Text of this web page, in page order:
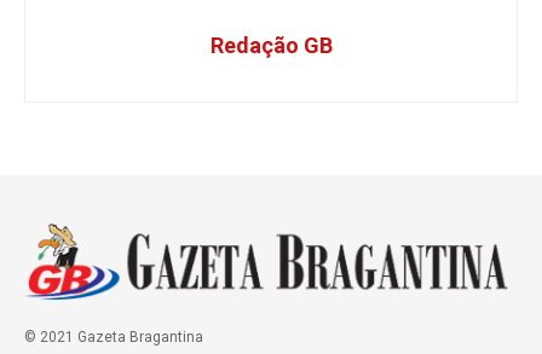
Redação GB
© 2021 Gazeta Bragantina